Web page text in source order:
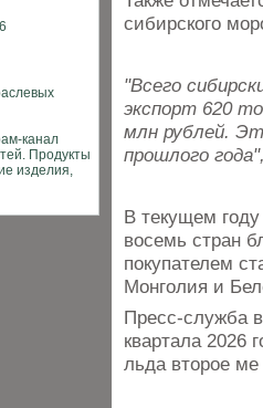
сибирского
"Всего
экспорт 620
млн рублей.
прошлого
В текущем
восемь стран
покупателем
Монголия и
Пресс-служба
квартала 2026
льда второе ме